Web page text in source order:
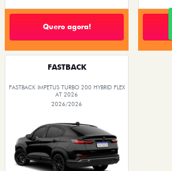
Quero agora!
FASTBACK
FASTBACK IMPETUS TURBO 200 HYBRID FLEX
AT 2026
2026/2026